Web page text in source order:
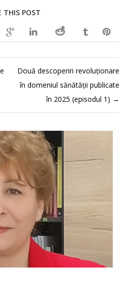
THIS POST

Două descoperiri revoluționare
în domeniul sănătății publicate
în 2025 (episodul 1) →